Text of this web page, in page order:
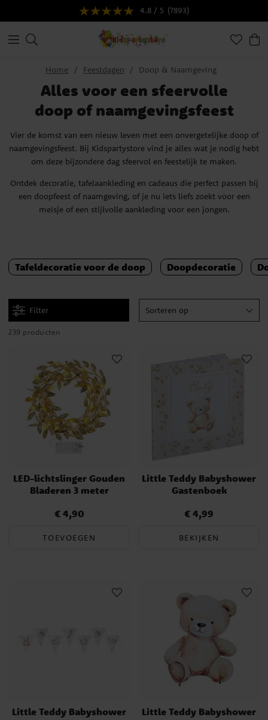
4.8 / 5 (7893)
Home Feestdagen Doop & Naamgeving
Alles voor een sfeervolle
doop of naamgevingsfeest
Vier de komst van een nieuw leven met een onvergetelijke doop of
naamgevingsfeest. Bij Kidspartystore vind je alles wat je nodig hebt
om deze bijzondere dag sfeervol en feestelijk te maken.
Ontdek decoratie, tafelaankleding en cadeaus die perfect passen bij
een doopfeest of naamgeving, of je nu iets liefs zoekt voor een
meisje of een stijlvolle aankleding voor een jongen.
Tafeldecoratie voor de doop Doopdecoratie
Filter Sorteren op
239 producten
LED-lichtslinger Gouden
Bladeren 3 meter
Prijs :€ 4,90
€ 4,90
TOEVOEGEN
Little Teddy Babyshower
Gastenboek
Prijs :€ 4,99
€ 4,99
BEKIJKEN
Little Teddy Babyshower
Little Teddy Babyshower